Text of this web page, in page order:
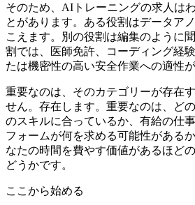
そのため、AIトレーニングの求人は
とがあります。ある役割はデータア
こえます。別の役割は編集のように
割では、医師免許、コーディング経
たは機密性の高い安全作業への適性
重要なのは、そのカテゴリーが存在
せん。存在します。重要なのは、ど
のスキルに合っているか、有給の仕
フォームが何を求める可能性がある
なたの時間を費やす価値があるほど
どうかです。
ここから始める